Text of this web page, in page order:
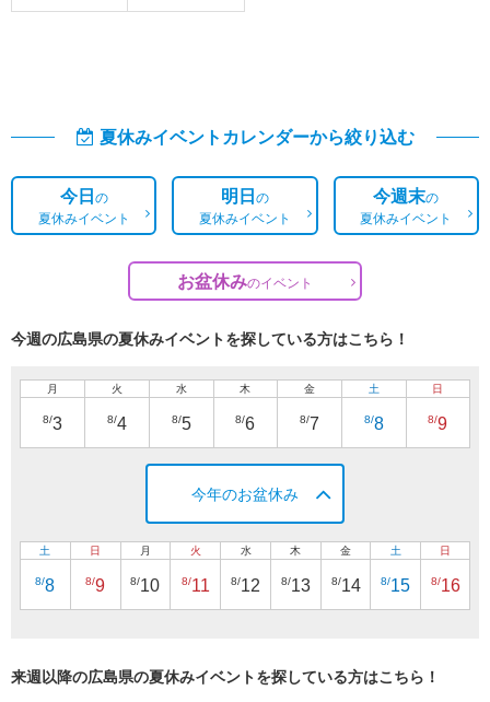
夏休みイベントカレンダーから絞り込む
今日の
夏休みイベント
明日の
夏休みイベント
今週末の
夏休みイベント
お盆休みのイベント
今週の広島県の夏休みイベントを探している方はこちら！
月
8/3
火
8/4
水
8/5
木
8/6
金
8/7
土
8/8
日
8/9
今年のお盆休み
土
8/8
日
8/9
月
8/10
火
8/11
水
8/12
木
8/13
金
8/14
土
8/15
日
8/16
来週以降の広島県の夏休みイベントを探している方はこちら！